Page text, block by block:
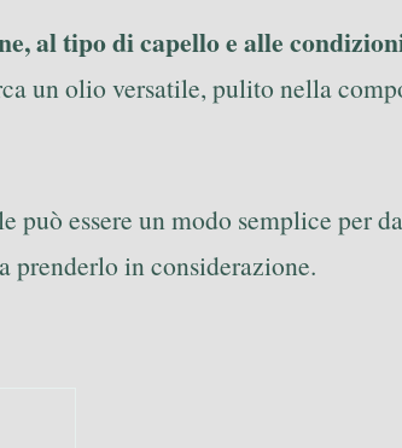
al tipo di capello e alle
un olio versatile, pulito nella
può essere un modo semplice per
prenderlo in considerazione.